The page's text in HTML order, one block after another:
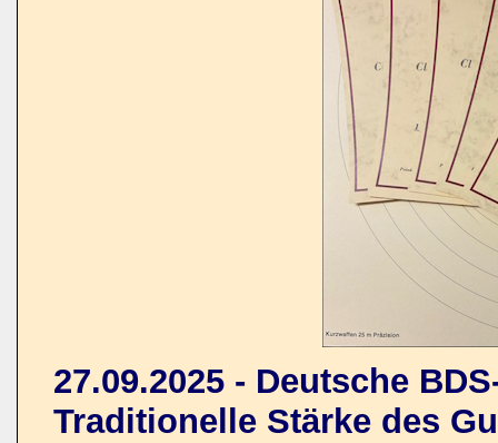
27.09.2025 - Deutsche
Traditionelle Stärke des